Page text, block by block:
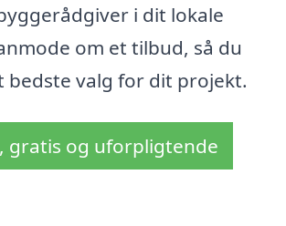
i dit lokale
om et tilbud, så du
bedste valg for dit projekt.
gratis og uforpligtende